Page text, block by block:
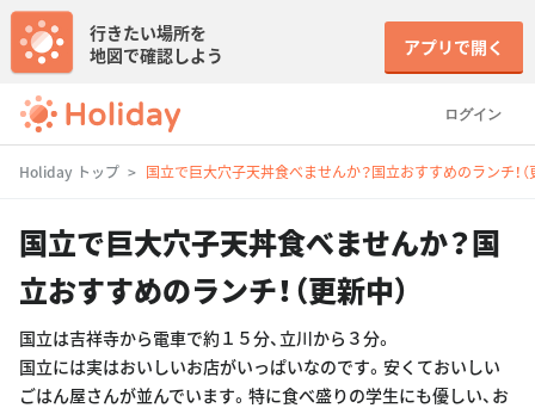
ログイン
行きたい場所を
地図で確認しよう
アプリで開く
Holiday トップ 国立で巨大穴子天丼食べませんか？国立おすすめのランチ！（
国立で巨大穴子天丼食べませんか？国
立おすすめのランチ！（更新中）
国立は吉祥寺から電車で約１５分、立川から３分。
国立には実はおいしいお店がいっぱいなのです。安くておいしい
ごはん屋さんが並んでいます。特に食べ盛りの学生にも優しい、お